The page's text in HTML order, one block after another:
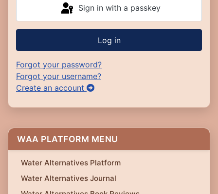
Sign in with a passkey
Log in
Forgot your password?
Forgot your username?
Create an account
WAA PLATFORM MENU
Water Alternatives Platform
Water Alternatives Journal